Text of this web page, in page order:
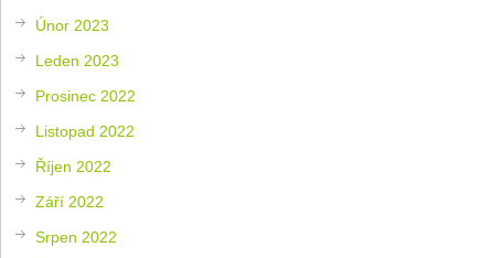
Únor 2023
Leden 2023
Prosinec 2022
Listopad 2022
Říjen 2022
Září 2022
Srpen 2022